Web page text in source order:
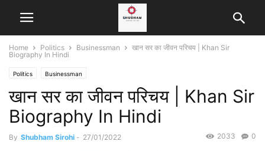
Home Politics Businessman
खान सर का जीवन परिचय | Khan Sir
Biography In Hindi
Politics Businessman
खान सर का जीवन परिचय | Khan Sir
Biography In Hindi
By Shubham Sirohi - 27/01/2022 0
2033